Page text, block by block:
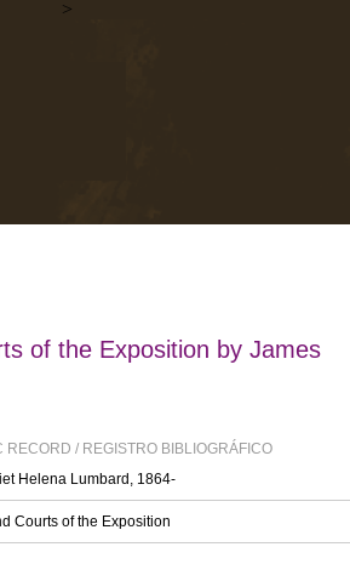
>
of the Exposition by James
RECORD / REGISTRO BIBLIOGRÁFICO
Helena Lumbard, 1864-
Courts of the Exposition